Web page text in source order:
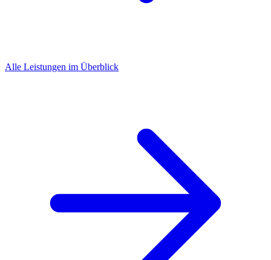
Alle Leistungen im Überblick